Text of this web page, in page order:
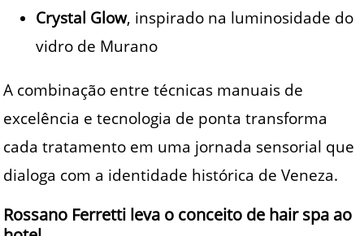
Crystal Glow, inspirado na luminosidade do
vidro de Murano
A combinação entre técnicas manuais de
excelência e tecnologia de ponta transforma
cada tratamento em uma jornada sensorial que
dialoga com a identidade histórica de Veneza.
Rossano Ferretti leva o conceito de hair spa ao